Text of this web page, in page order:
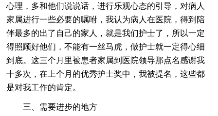
心理，多和他们说说话，进行乐观心态的引导，对病人
家属进行一些必要的嘱咐，我认为病人在医院，得到陪
伴最多的出了自己的家人，就是我们护士了，所以一定
得照顾好他们，不能有一丝马虎，做护士就一定得心细
到底。这三个月里被患者家属到医院领导那点名感谢我
十多次，在上个月的优秀护士奖中，我被提名，这些都
是对我工作的肯定。
三、需要进步的地方